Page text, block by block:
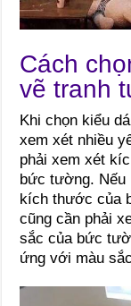
Cách
vẽ tranh
Khi chọn kiểu
xem xét nhiều
phải xem xét
bức tường.
kích thước của
cũng cần phải
sắc của bức
ứng với màu